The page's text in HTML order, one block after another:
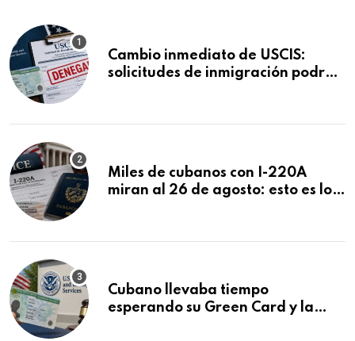
Cambio inmediato de USCIS:
solicitudes de inmigración podrán
Miles de cubanos con I-220A
miran al 26 de agosto: esto es lo
Cubano llevaba tiempo
esperando su Green Card y la